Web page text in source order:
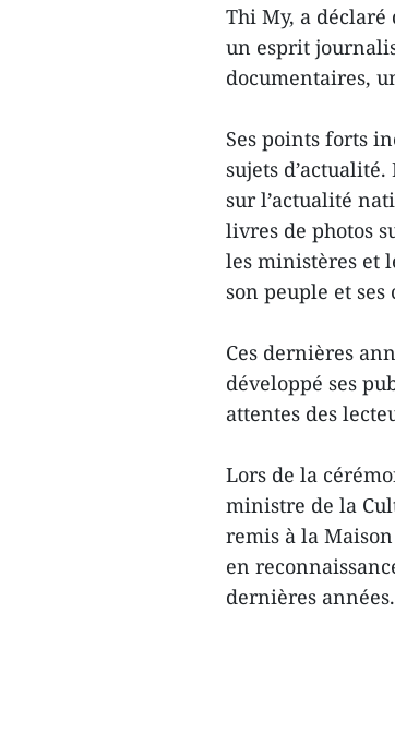
Thi My, a
un esprit
documentaires,
Ses points forts
sujets
sur l’actualité
livres de photos
les ministères et
son peuple et
Ces dernières
développé ses
attentes des
Lors de la
ministre de la
remis à la
en
dernières